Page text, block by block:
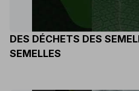
DES DÉCHETS DES
SEMELLES